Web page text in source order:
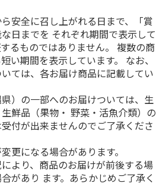
安全に召し上がれる日まで、「賞
日までを それぞれ期間で表示して
るものではありません。 複数の商
い期間を表示しています。 なお、
ては、各お届け商品に記載してい
）の一部へのお届けついては、生
鮮品（果物・ 野菜・活魚介類）の
付が出来ませんのでご了承くださ
更になる場合があります。
より、商品のお届けが前後する場
があり ます。あらかじめご了承く